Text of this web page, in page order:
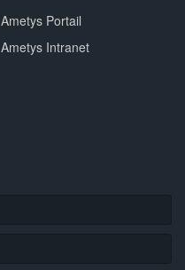
Ametys Portail
Ametys Intranet